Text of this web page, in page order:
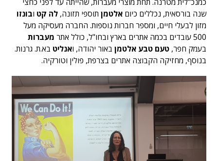
שנה בורסאית, נכללים כיום אלטמן תוספי תזונה, לה קט ובונזו
מזון לבעלי חיים, ומספר חברות נוספות. החברה מעסיקה מעל
500 עובדים בכמה אתרים בארץ ובחו"ל, כולל אתר
מעברות
בעמק חפר, טעם טבע אלטמן באור יהודה, ואנליט בא.ת. גרנות.
בנוסף, מחזיקה הקבוצה אתרים בצרפת, פולין וטורקיה.